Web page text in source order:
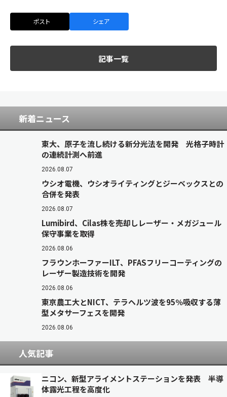
ポスト シェア
記事一覧
新着ニュース
東大、原子を流し続ける新分光法を開発 光格子時計
の連続計測へ前進
2026.08.07
ウシオ電機、ウシオライティングとジーベックスとの
合併を発表
2026.08.07
Lumibird、Cilas株を売却しレーザー・メガジュール
保守事業を取得
2026.08.06
フラウンホーファーILT、PFASフリーコーティングの
レーザー製造技術を開発
2026.08.06
東京農工大とNICT、テラヘルツ波を95％吸収する薄
型メタサーフェスを開発
2026.08.06
人気記事
ニコン、新型アライメントステーションを発表 半導
体露光工程を高度化